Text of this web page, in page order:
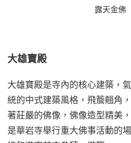
露天金佛
大雄寶殿
大雄寶殿是寺內的核心建築，
統的中式建築風格，飛簷翹角
著莊嚴的佛像，佛像造型精美
是華岩寺舉行重大佛事活動的